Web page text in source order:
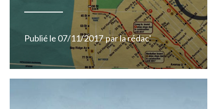
Publié le 07/11/2017 parla rédac'